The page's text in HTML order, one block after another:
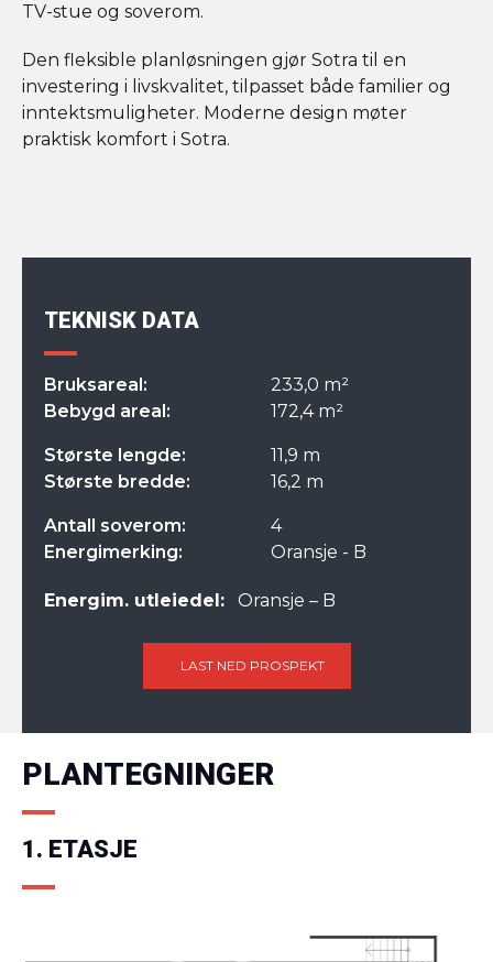
TV-stue og soverom.
Den fleksible planløsningen gjør Sotra til en
investering i livskvalitet, tilpasset både familier og
inntektsmuligheter. Moderne design møter
praktisk komfort i Sotra.
TEKNISK DATA
Bruksareal:
233,0 m²
Bebygd areal:
172,4 m²
Største lengde:
11,9 m
Største bredde:
16,2 m
Antall soverom:
4
Energimerking:
Oransje - B
Energim. utleiedel: Oransje – B
LAST NED PROSPEKT
PLANTEGNINGER
1. ETASJE